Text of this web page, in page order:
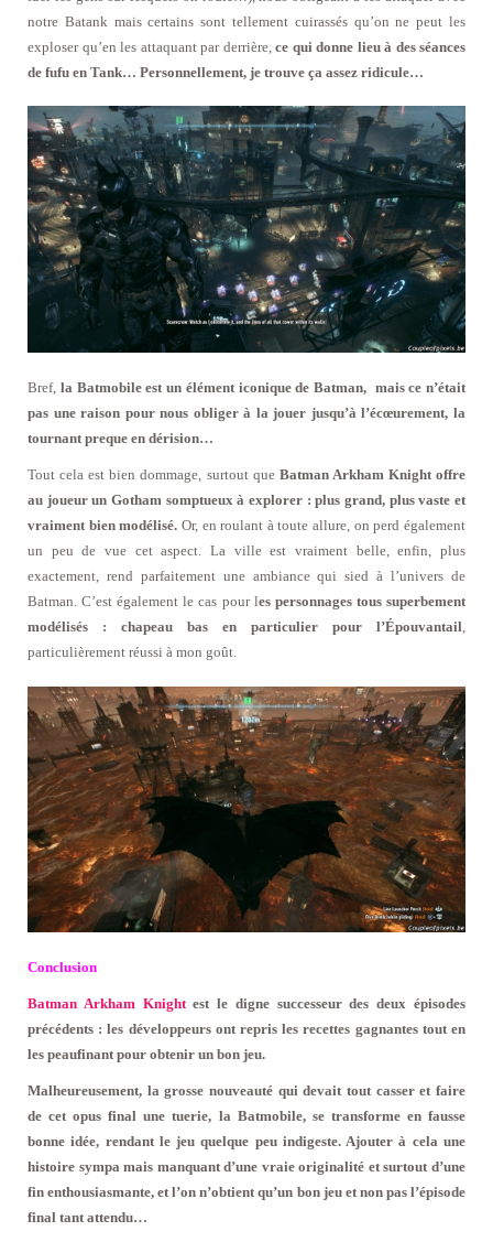
notre Batank mais certains sont tellement cuirassés qu’on ne peut les
exploser qu’en les attaquant par derrière, ce qui donne lieu à des séances
de fufu en Tank… Personnellement, je trouve ça assez ridicule…
Bref, la Batmobile est un élément iconique de Batman, mais ce n’était
pas une raison pour nous obliger à la jouer jusqu’à l’écœurement, la
tournant preque en dérision…
Tout cela est bien dommage, surtout que Batman Arkham Knight offre
au joueur un Gotham somptueux à explorer : plus grand, plus vaste et
vraiment bien modélisé. Or, en roulant à toute allure, on perd également
un peu de vue cet aspect. La ville est vraiment belle, enfin, plus
exactement, rend parfaitement une ambiance qui sied à l’univers de
Batman. C’est également le cas pour les personnages tous superbement
modélisés : chapeau bas en particulier pour l’Épouvantail
particulièrement réussi à mon goût.
Conclusion
Batman Arkham Knightest le digne successeur des deux épisodes
précédents : les développeurs ont repris les recettes gagnantes tout en
les peaufinant pour obtenir un bon jeu.
Malheureusement, la grosse nouveauté qui devait tout casser et faire
de cet opus final une tuerie, la Batmobile, se transforme en fausse
bonne idée, rendant le jeu quelque peu indigeste. Ajouter à cela une
histoire sympa mais manquant d’une vraie originalité et surtout d’une
fin enthousiasmante, et l’on n’obtient qu’un bon jeu et non pas l’épisode
final tant attendu…